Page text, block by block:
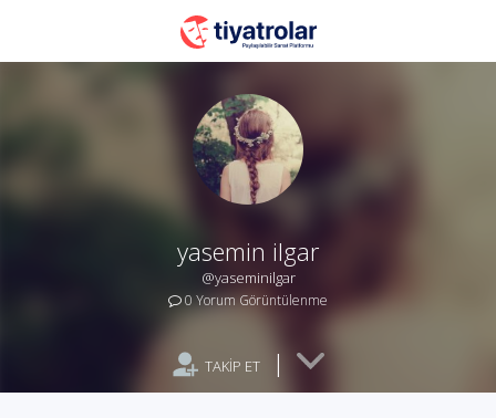
yasemin ilgar
@yaseminilgar
0 Yorum Görüntülenme
TAKİP ET |